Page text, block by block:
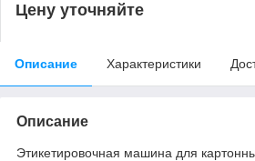
Цену уточняйте
Описание Характеристики
Описание
Этикетировочная машина для